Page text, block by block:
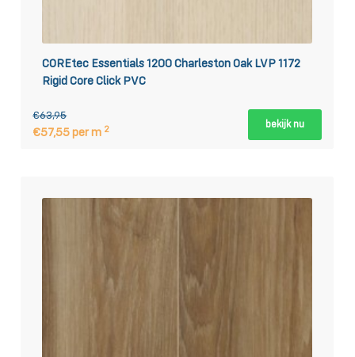
COREtec Essentials 1200 Charleston Oak LVP 1172
Rigid Core Click PVC
€63,95
€57,55 per m 2 bekijk nu